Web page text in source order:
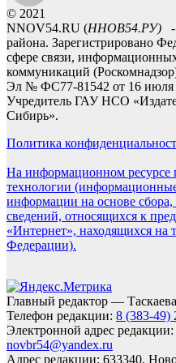
© 2021
NNOV54.RU (ННОВ54.РУ) -
района. Зарегистрировано
сфере связи,
коммуникаций
Эл № ФС77-81542 от 16 июля
Учредитель ГАУ НСО
Сибирь».
Политика
На информационном ресурсе
технологии
информации на основе сбора,
сведений, относящихся к
«Интернет», находящихся на
Федерации).
Главный редактор —
Телефон редакции: 8 (383-49)
Электронной адрес редакции:
novbr54@yandex.ru
Адрес редакции: 633340,